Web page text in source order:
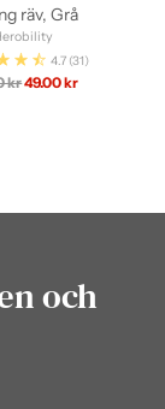
räv, Grå
4.7 (31)
kr49.00 kr
och